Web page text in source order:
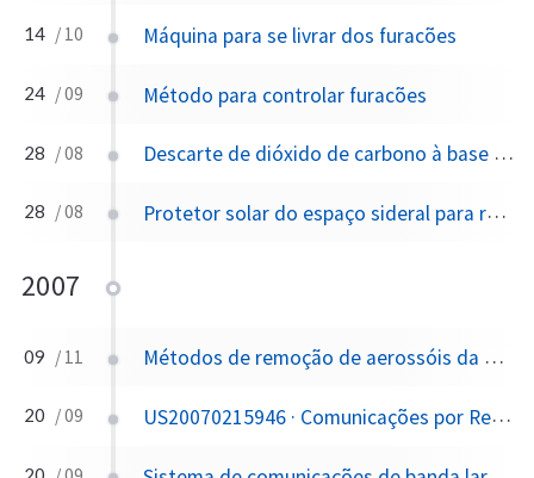
14 / 10 Máquina para se livrar dos furacões
24 / 09 Método para controlar furacões
28 / 08 Descarte de dióxido de carbono à base de água do mar
28 / 08 Protetor solar do espaço sideral para reduzir o aquecimento global
2007
09 / 11 Métodos de remoção de aerossóis da atmosfera
20 / 09 US20070215946 · Comunicações por Reflexão em Plasma Ionizado Artificial na Atmosfera